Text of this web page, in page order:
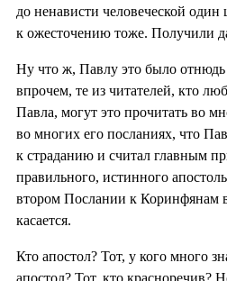
до ненависти человеческой один
к ожесточению тоже. Получили
Ну что ж, Павлу это было
впрочем, те из читателей, кто
Павла, могут это прочитать во
во многих его посланиях, что
к страданию и считал главным
правильного, истинного
втором Послании к Коринфянам
касается.
Кто апостол? Тот, у кого много
апостол? Тот, кто красноречив?